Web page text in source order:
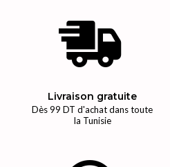
Livraison gratuite
Dès 99 DT d'achat dans toute
la Tunisie